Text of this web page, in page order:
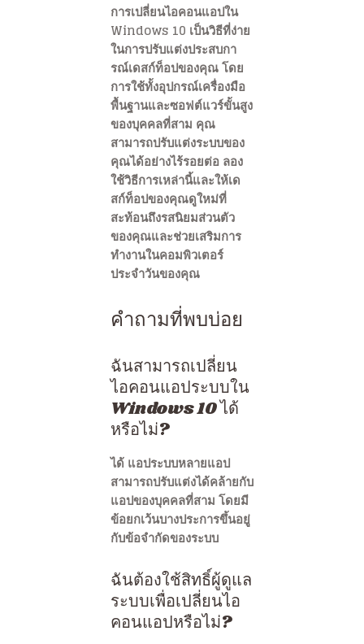
การเปลี่ยนไอคอนแอปใน
Windows 10 เป็นวิธีที่ง่าย
ในการปรับแต่งประสบกา
รณ์เดสก์ท็อปของคุณ โดย
การใช้ทั้งอุปกรณ์เครื่องมือ
พื้นฐานและซอฟต์แวร์ขั้นสูง
ของบุคคลที่สาม คุณ
สามารถปรับแต่งระบบของ
คุณได้อย่างไร้รอยต่อ ลอง
ใช้วิธีการเหล่านี้และให้เด
สก์ท็อปของคุณดูใหม่ที่
สะท้อนถึงรสนิยมส่วนตัว
ของคุณและช่วยเสริมการ
ทำงานในคอมพิวเตอร์
ประจำวันของคุณ
คำถามที่พบบ่อย
ฉันสามารถเปลี่ยน
ไอคอนแอประบบใน
Windows 10 ได้
หรือไม่?
ได้ แอประบบหลายแอป
สามารถปรับแต่งได้คล้ายกับ
แอปของบุคคลที่สาม โดยมี
ข้อยกเว้นบางประการขึ้นอยู่
กับข้อจำกัดของระบบ
ฉันต้องใช้สิทธิ์ผู้ดูแล
ระบบเพื่อเปลี่ยนไอ
คอนแอปหรือไม่?